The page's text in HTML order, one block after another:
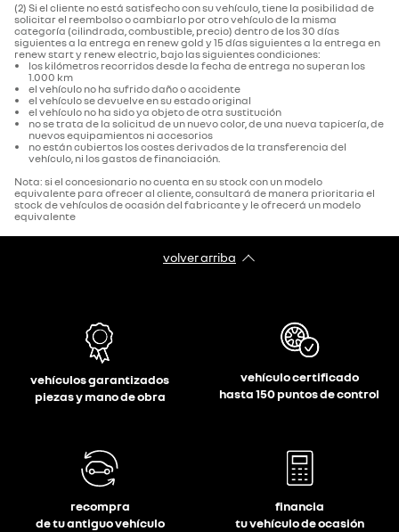
(2) Si el cliente no está satisfecho con su vehículo, tiene la posibilidad de
solicitar el reembolso o cambiarlo por otro vehículo de la misma
categoría (cilindrada, combustible, precio) dentro de los 30 días
siguientes a la entrega en renew gold y 15 días siguientes a la entrega en
renew start y renew electric, bajo las siguientes condiciones:
los kilómetros recorridos desde la fecha de entrega no superan los
1.000 km
el vehículo no ha sufrido daño o accidente
el vehículo se devuelve en su estado original
el vehículo no ha sido ya objeto de otra sustitución
no se trata de la solicitud de un nuevo color, de una nueva tapicería, de
nuevos equipamientos ni accesorios
no están cubiertos los costes derivados de la transferencia del
vehículo, ni los gastos de financiación.
Nota: si el concesionario no cuenta en su stock con un modelo
equivalente para ofrecer al cliente, consultará de manera prioritaria el
stock de vehículos de ocasión del fabricante y le ofrecerá un modelo
equivalente
volver arriba
vehículos garantizados
piezas y mano de obra
vehículo certificado
hasta 150 puntos de control
recompra
de tu antiguo vehículo
financia
tu vehículo de ocasión